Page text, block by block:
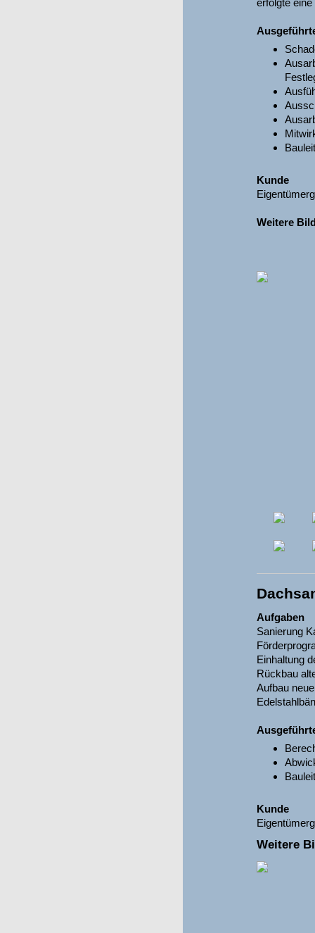
erfolgte
Kunde
Weitere
Aufgaben
Sanierung
Einhaltung
Rückbau
Aufbau
Kunde
Weitere